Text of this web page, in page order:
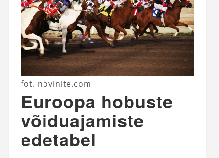
fot. novinite.com
Euroopa hobuste
võiduajamiste
edetabel